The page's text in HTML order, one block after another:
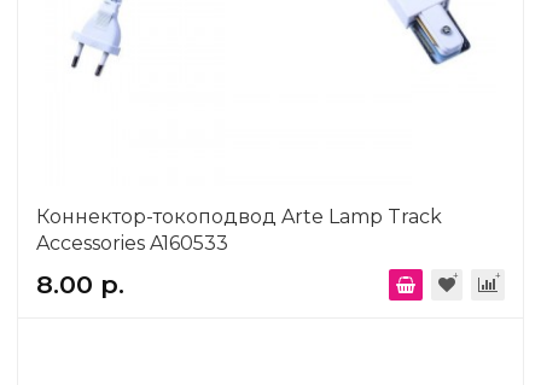
Коннектор-токоподвод Arte Lamp Track
Accessories A160533
8.00 р.